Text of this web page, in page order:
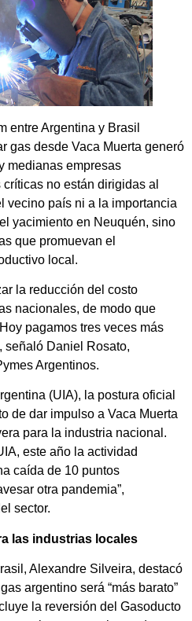
entre Argentina y Brasil
gas desde Vaca Muerta generó
medianas empresas
no están dirigidas al
vecino país ni a la importancia
yacimiento en Neuquén, sino
que promuevan el
local.
la reducción del costo
nacionales, de modo que
pagamos tres veces más
señaló Daniel Rosato,
Argentinos.
(UIA), la postura oficial
de dar impulso a Vaca Muerta
para la industria nacional.
este año la actividad
caída de 10 puntos
otra pandemia”,
sector.
las industrias locales
Alexandre Silveira, destacó
argentino será “más barato”
la reversión del Gasoducto